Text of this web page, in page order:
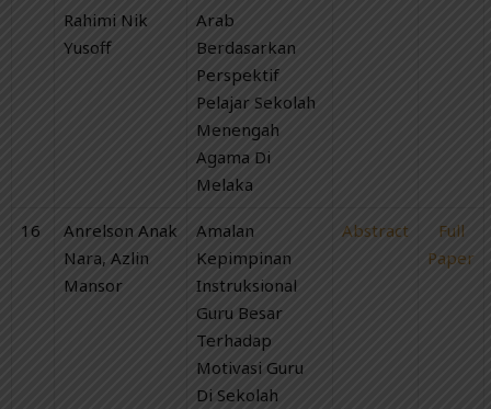
Rahimi Nik
Yusoff
Arab
Berdasarkan
Perspektif
Pelajar Sekolah
Menengah
Agama Di
Melaka
16
Anrelson Anak
Nara, Azlin
Mansor
Amalan
Kepimpinan
Instruksional
Guru Besar
Terhadap
Motivasi Guru
Di Sekolah
Abstract
Full
Paper